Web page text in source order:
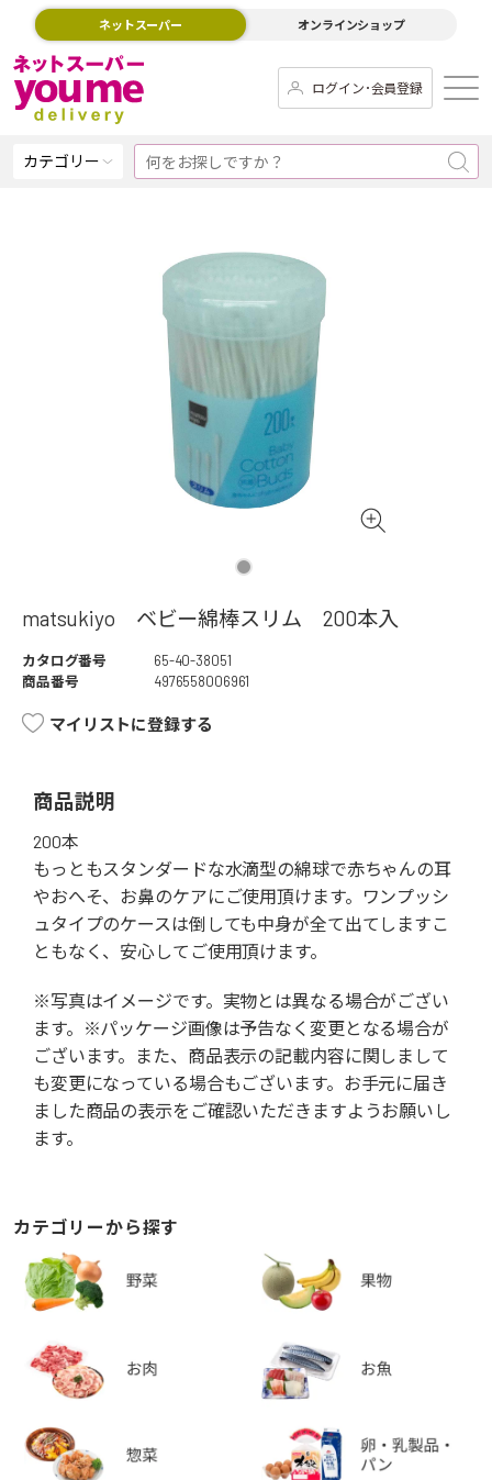
ネットスーパー オンラインショップ
ログイン･会員登録
カテゴリー
matsukiyo ベビー綿棒スリム 200本入
カタログ番号
65-40-38051
商品番号
4976558006961
マイリストに登録する
商品説明
200本
もっともスタンダードな水滴型の綿球で赤ちゃんの耳
やおへそ、お鼻のケアにご使用頂けます。ワンプッシ
ュタイプのケースは倒しても中身が全て出てしますこ
ともなく、安心してご使用頂けます。
※写真はイメージです。実物とは異なる場合がござい
ます。※パッケージ画像は予告なく変更となる場合が
ございます。また、商品表示の記載内容に関しまして
も変更になっている場合もございます。お手元に届き
ました商品の表示をご確認いただきますようお願いし
ます。
カテゴリーから探す